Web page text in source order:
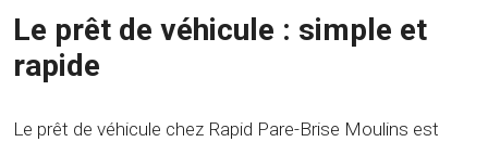
Le prêt de véhicule : simple et
rapide
Le prêt de véhicule chez Rapid Pare-Brise Moulins est